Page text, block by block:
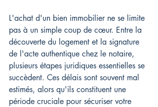
L'achat d'un bien immobilier ne se limite
pas à un simple coup de cœur. Entre la
découverte du logement et la signature
de l'acte authentique chez le notaire,
plusieurs étapes juridiques essentielles se
succèdent. Ces délais sont souvent mal
estimés, alors qu'ils constituent une
période cruciale pour sécuriser votre